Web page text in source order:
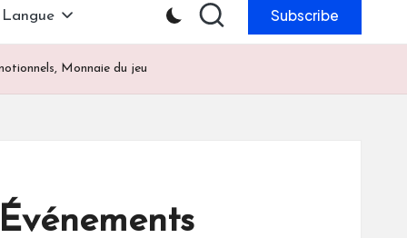
Langue Subscribe
Monnaie du jeu